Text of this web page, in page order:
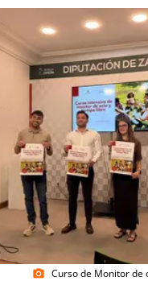
photo_camera Curso de Monitor de